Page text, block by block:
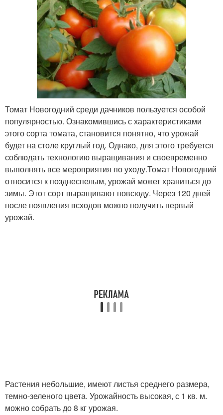
Томат Новогодний среди дачников пользуется особой
популярностью. Ознакомившись с характеристиками
этого сорта томата, становится понятно, что урожай
будет на столе круглый год. Однако, для этого требуется
соблюдать технологию выращивания и своевременно
выполнять все мероприятия по уходу.Томат Новогодний
относится к позднеспелым, урожай может храниться до
зимы. Этот сорт выращивают повсюду. Через 120 дней
после появления всходов можно получить первый
урожай.
Растения небольшие, имеют листья среднего размера,
темно-зеленого цвета. Урожайность высокая, с 1 кв. м.
можно собрать до 8 кг урожая.